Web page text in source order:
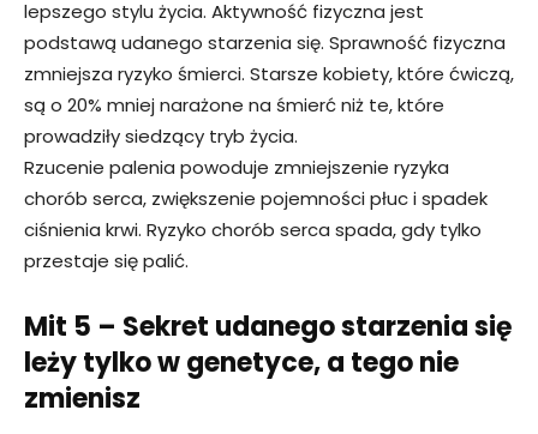
lepszego stylu życia. Aktywność fizyczna jest
podstawą udanego starzenia się. Sprawność fizyczna
zmniejsza ryzyko śmierci. Starsze kobiety, które ćwiczą,
są o 20% mniej narażone na śmierć niż te, które
prowadziły siedzący tryb życia.
Rzucenie palenia powoduje zmniejszenie ryzyka
chorób serca, zwiększenie pojemności płuc i spadek
ciśnienia krwi. Ryzyko chorób serca spada, gdy tylko
przestaje się palić.
Mit 5 – Sekret udanego starzenia się
leży tylko w genetyce, a tego nie
zmienisz